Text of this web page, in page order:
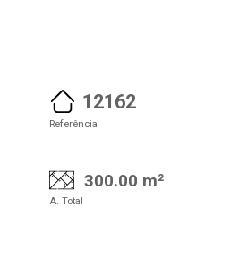
12162
Referência
300.00 m²
A. Total